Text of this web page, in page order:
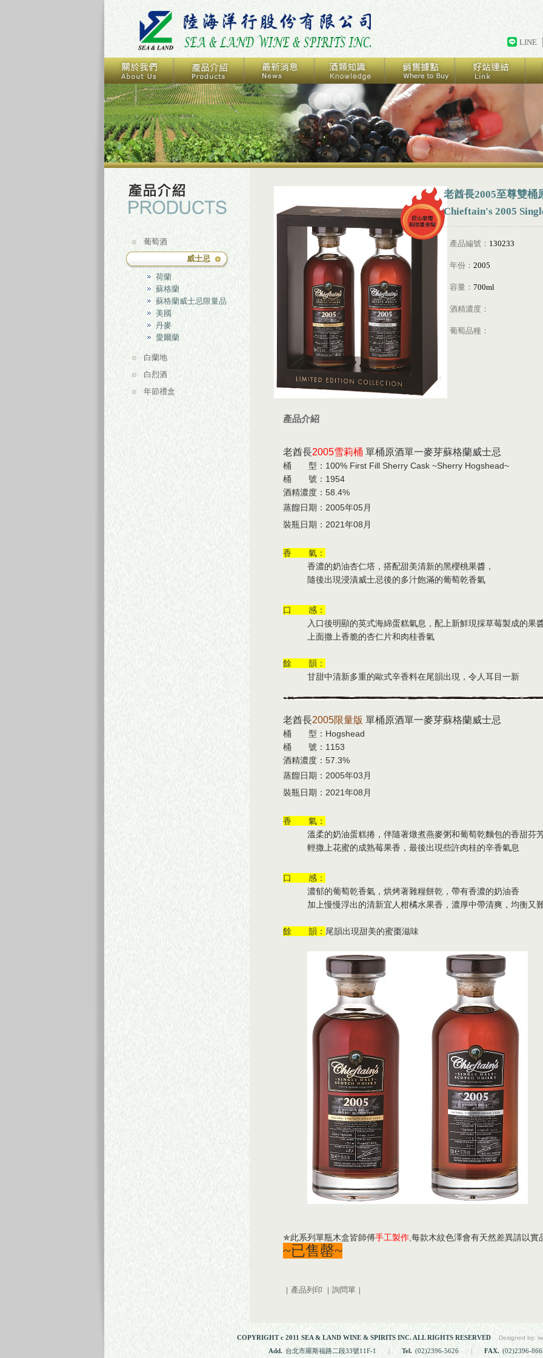
LINE
葡萄酒
威士忌
荷蘭
蘇格蘭
蘇格蘭威士忌限量品
美國
丹麥
愛爾蘭
白蘭地
白烈酒
年節禮盒
老酋長2005至尊雙桶
Chieftain's 2005
產品編號： 130233
年份： 2005
容量： 700ml
酒精濃度：
葡萄品種：
產品介紹
老酋長2005雪莉桶 單桶原酒單一麥芽蘇格蘭威士忌
桶 型： 100% First Fill Sherry Cask ~Sherry Hogshead~
桶 號：1954
酒精濃度：58.4%
蒸餾日期：2005年05月
裝瓶日期：2021年08月
香 氣：
香濃的奶油杏仁塔，搭配甜美清新的黑櫻桃果醬，
隨後出現浸漬威士忌後的多汁飽滿的葡萄乾香氣
口 感：
入口後明顯的英式海綿蛋糕氣息，配上新鮮現採草莓製成的果
上面撒上香脆的杏仁片和肉桂香氣
餘 韻：
甘甜中清新多重的歐式辛香料在尾韻出現，令人耳目一新
老酋長2005限量版 單桶原酒單一麥芽蘇格蘭威士忌
桶 型： Hogshead
桶 號：1153
酒精濃度：57.3%
蒸餾日期：2005年03月
裝瓶日期：2021年08月
香 氣：
溫柔的奶油蛋糕捲，伴隨著燉煮燕麥粥和葡萄乾麵包的香甜芬
輕撒上花蜜的成熟莓果香 ，最後出現些許肉桂的辛香氣息
口 感：
濃郁的葡萄乾香氣，烘烤著雜糧餅乾 ，帶有香濃的奶油香
加上慢慢浮出的清新宜人柑橘水果香 ，濃厚中帶清爽 ，均衡又
餘 韻： 尾韻出現甜美的蜜棗滋味
✯此系列單瓶木盒皆師傅手工製作 ,每款木紋色澤會有天然差異請以實
~已售罄~
| 產品列印 | 詢問單 |
COPYRIGHT c 2011 SEA & LAND WINE & SPIRITS INC. ALL RIGHTS RESERVED Designed by:
Add. 台北市羅斯福路二段33號11F-1 | Tel. (02)2396-5626 | FAX. (02)2396-